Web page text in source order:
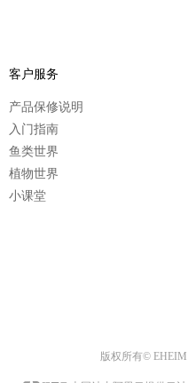
客户服务
产品保修说明
入门指南
鱼类世界
植物世界
小课堂
版权所有© EHEIM